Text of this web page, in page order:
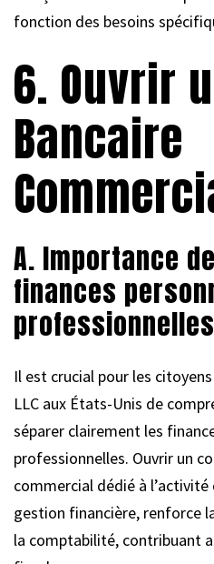
fonction des besoins
6. Ouvrir
Bancaire
A. Importance
finances
professionnelles
Il est crucial pour les
LLC aux États-Unis de
séparer clairement les
professionnelles. Ouvrir un
commercial dédié à
gestion financière, renforce
la comptabilité, contribuant